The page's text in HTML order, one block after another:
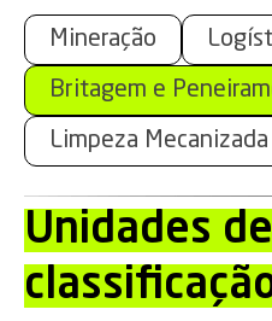
Mineração
Britagem e
Limpeza Mecanizada
Unidades